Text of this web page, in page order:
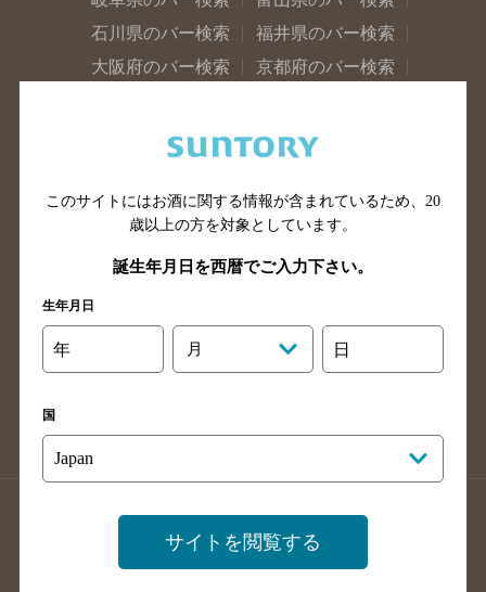
石川県のバー検索
福井県のバー検索
大阪府のバー検索
京都府のバー検索
滋賀県のバー検索
和歌山県のバー検索
山口県のバー検索
鳥取県のバー検索
島根県のバー検索
徳島県のバー検索
香川県のバー検索
愛媛県のバー検索
高知県のバー検索
長崎県のバー検索
佐賀県のバー検索
大分県のバー検索
熊本県のバー検索
沖縄県のバー検索
店舗登録方法のご案内
店舗情報更新方法のご案内
掲載店舗様ログイン
このサイトにはお酒に関する情報が含まれているため、 20
歳以上の方を対象としています。
誕生年月日を西暦でご入力下さい。
生年月日
年 月 日
国
サイトを閲覧する